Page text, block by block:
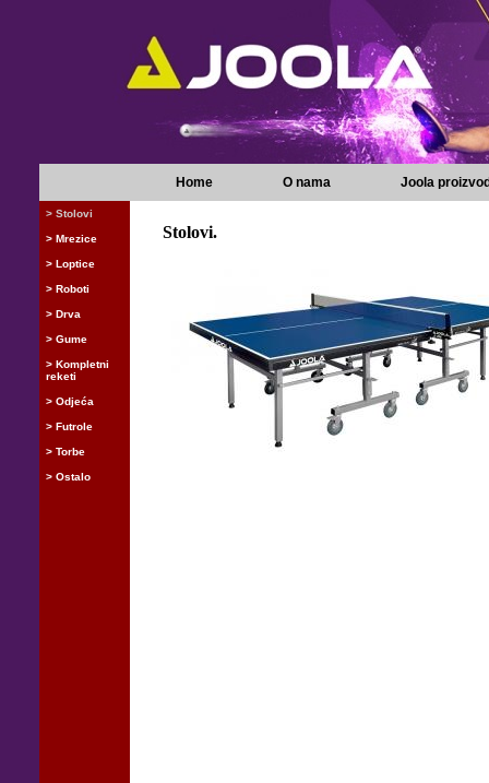
Home O nama Joola
> Stolovi
> Mrezice
> Loptice
> Roboti
> Drva
> Gume
> Kompletni
reketi
> Odjeća
> Futrole
> Torbe
> Ostalo
Stolovi.